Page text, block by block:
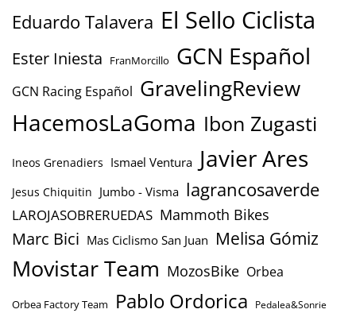
Eduardo Talavera El Sello Ciclista
Ester Iniesta FranMorcillo GCN Español
GCN Racing Español GravelingReview
HacemosLaGoma Ibon Zugasti
Ineos Grenadiers Ismael Ventura Javier Ares
Jesus Chiquitin Jumbo - Visma lagrancosaverde
LAROJASOBRERUEDAS Mammoth Bikes
Marc Bici Mas Ciclismo San Juan Melisa Gómiz
Movistar Team MozosBike Orbea
Orbea Factory Team Pablo Ordorica Pedalea&Sonrie